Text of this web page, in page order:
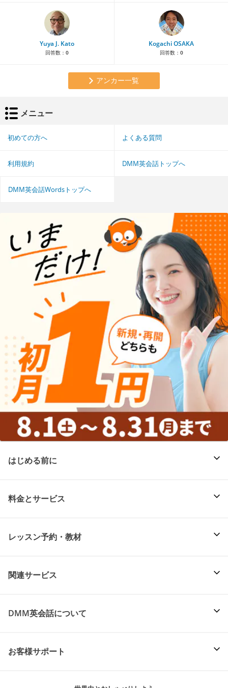
Yuya J. Kato
回答数： 0
Kogachi OSAKA
回答数： 0
アンカー一覧
メニュー
初めての方へ よくある質問
利用規約 DMM英会話トップへ
DMM英会話Wordsトップへ
はじめる前に
料金とサービス
レッスン予約・教材
関連サービス
DMM英会話について
お客様サポート